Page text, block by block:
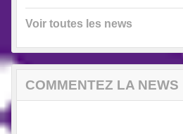
Voir toutes les news
COMMENTEZ LA NEWS